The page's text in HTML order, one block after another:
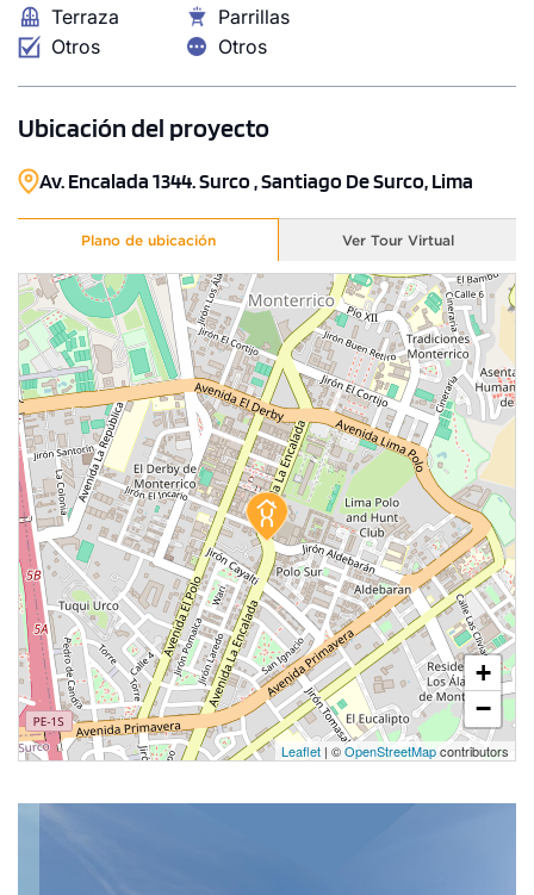
Terraza
Parrillas
Otros
Otros
Ubicación del proyecto
Av. Encalada 1344. Surco , Santiago De Surco, Lima
Plano de ubicación Ver Tour Virtual
+
−
Leaflet | ©OpenStreetMapcontributors